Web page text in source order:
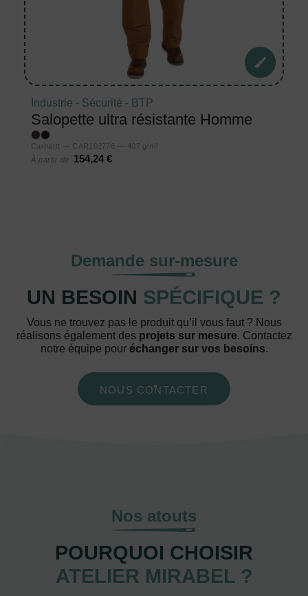
Industrie - Sécurité - BTP
Salopette ultra résistante Homme
Carhartt — CAR102776 — 407 g/m²
À partir de
154,24 €
Demande sur-mesure
UN BESOIN SPÉCIFIQUE ?
Vous ne trouvez pas le produit qu’il vous faut ? Nous
réalisons également des projets sur mesure. Contactez
notre équipe pour échanger sur vos besoins.
NOUS CONTACTER
Nos atouts
POURQUOI CHOISIR
ATELIER MIRABEL ?